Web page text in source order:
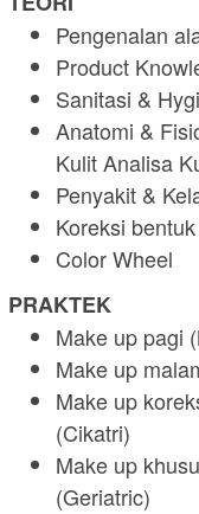
Pengenalan
Product
Sanitasi &
Anatomi &
Kulit Analisa
Penyakit &
Koreksi
Color Wheel
PRAKTEK
Make up pagi
Make up
Make up
(Cikatri)
Make up
(Geriatric)